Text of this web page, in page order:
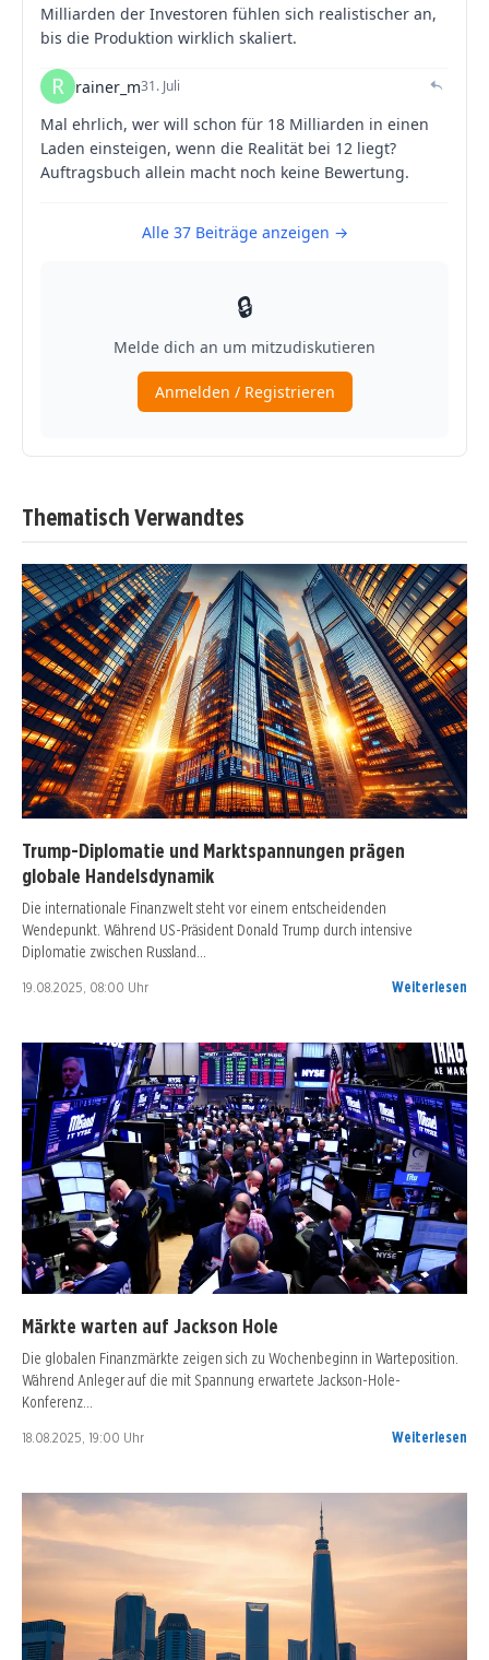
Thematisch Verwandtes
Trump-Diplomatie und Marktspannungen prägen
globale Handelsdynamik
Die internationale Finanzwelt steht vor einem entscheidenden
Wendepunkt. Während US-Präsident Donald Trump durch intensive
Diplomatie zwischen Russland…
19.08.2025, 08:00 Uhr Weiterlesen
Märkte warten auf Jackson Hole
Die globalen Finanzmärkte zeigen sich zu Wochenbeginn in Warteposition.
Während Anleger auf die mit Spannung erwartete Jackson-Hole-
Konferenz…
18.08.2025, 19:00 Uhr Weiterlesen